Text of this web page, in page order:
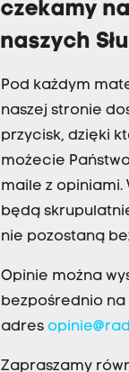
czekamy
naszych
Pod każdym
naszej stronie
przycisk, dzięki
możecie
maile z opiniami.
będą
nie pozostaną
Opinie można
bezpośrednio na
adres
Zapraszamy